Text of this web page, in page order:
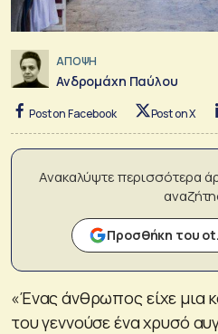
ΑΠΟΨΗ
Ανδρομάχη Παύλου
Post on Facebook Post on X
Ανακαλύψτε περισσότερα
Προσθήκη του
«Ένας άνθρωπος είχε μια
του γεννούσε ένα χρυσό